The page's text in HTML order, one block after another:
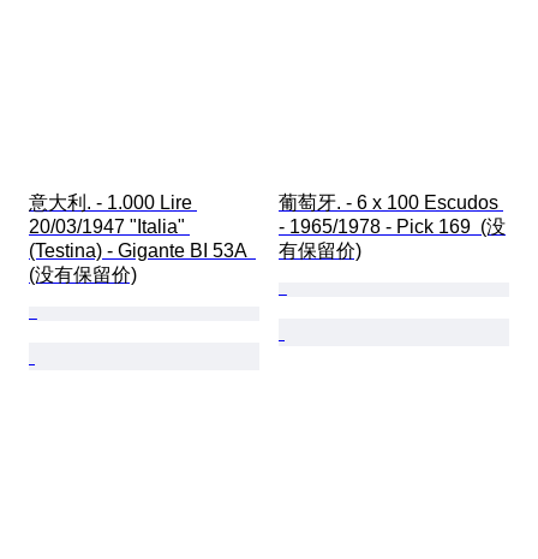
意大利. - 1.000 Lire
20/03/1947 "Italia"
(Testina) - Gigante BI 53A
(没有保留价)
葡萄牙. - 6 x 100 Escudos
- 1965/1978 - Pick 169  (没
有保留价)